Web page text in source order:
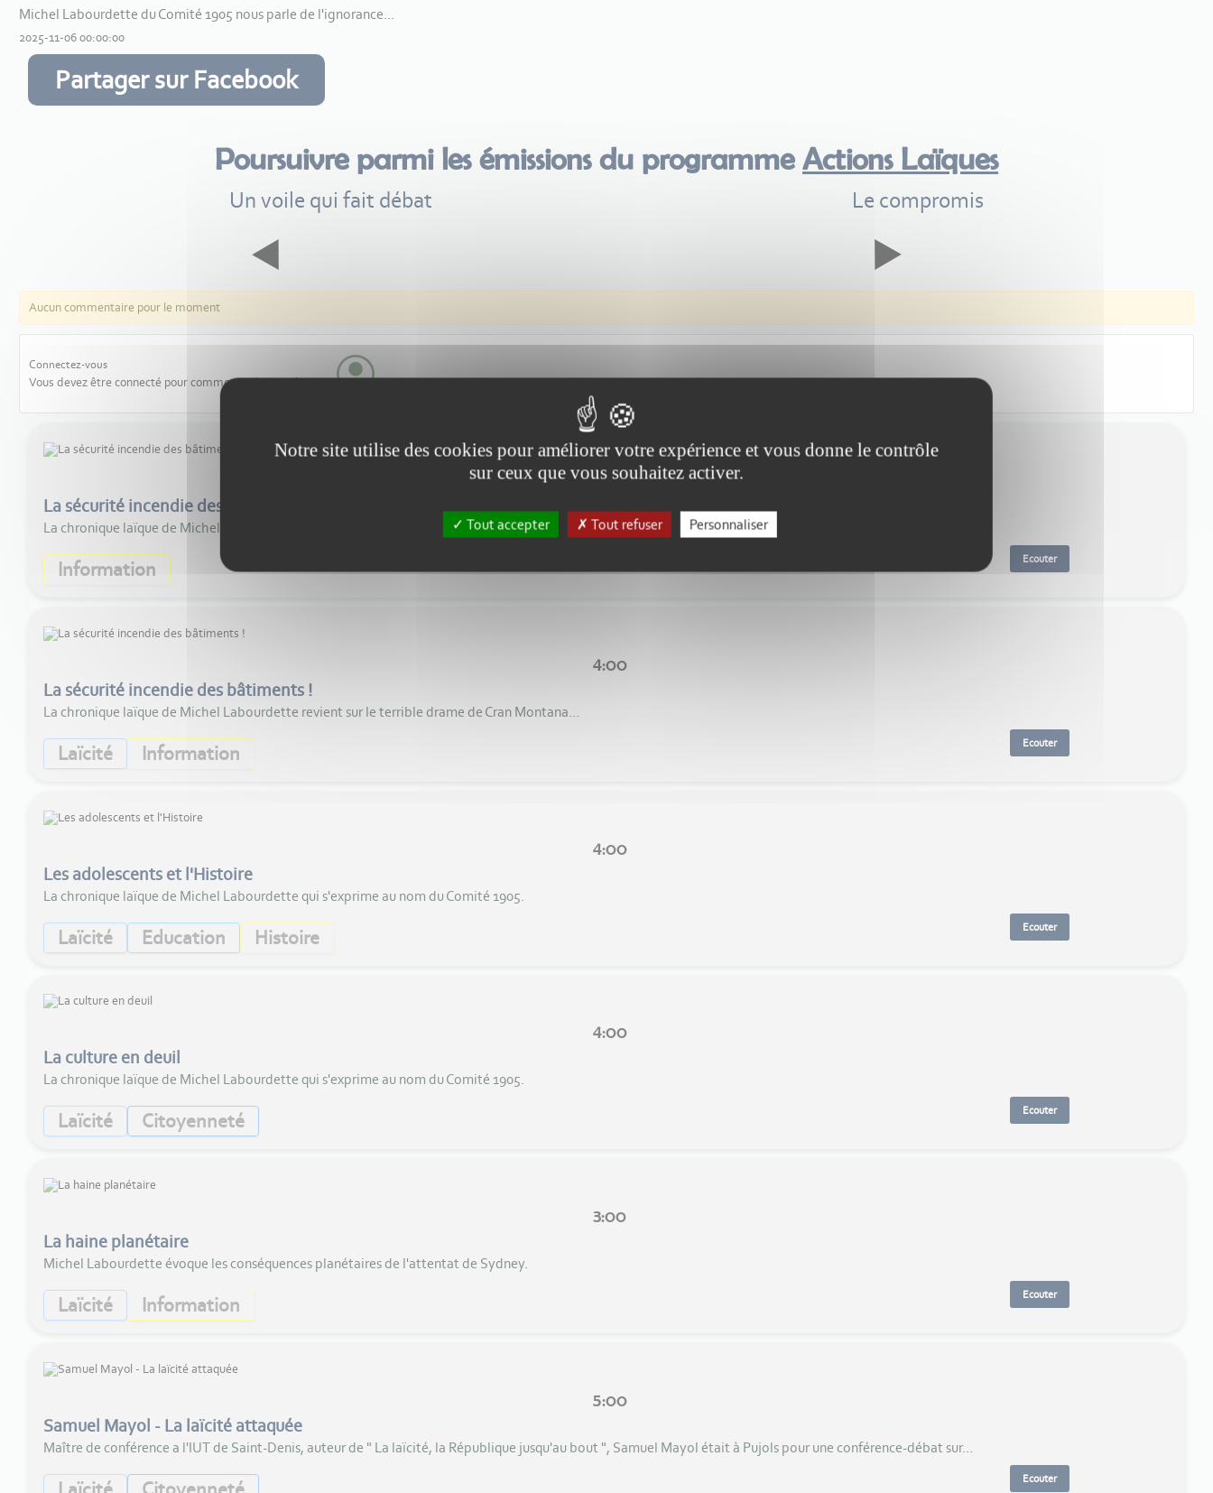
Michel Labourdette du Comité 1905 nous parle de l'ignorance...
2025-11-06 00:00:00
Partager sur Facebook
Poursuivre parmi les émissions du programme Actions Laïques
Un voile qui fait débat Le compromis
Aucun commentaire pour le moment
Connectez-vous
Vous devez être connecté pour commenter les articles
4:00
La sécurité incendie des bâtiments ! #2
La chronique laïque de Michel Labourdette analyse les raisons du terrible drame de Cran Montana...
Information Ecouter
4:00
La sécurité incendie des bâtiments !
La chronique laïque de Michel Labourdette revient sur le terrible drame de Cran Montana...
Laïcité Information Ecouter
4:00
Les adolescents et l'Histoire
La chronique laïque de Michel Labourdette qui s'exprime au nom du Comité 1905.
Laïcité Education Histoire Ecouter
4:00
La culture en deuil
La chronique laïque de Michel Labourdette qui s'exprime au nom du Comité 1905.
Laïcité Citoyenneté Ecouter
3:00
La haine planétaire
Michel Labourdette évoque les conséquences planétaires de l'attentat de Sydney.
Laïcité Information Ecouter
5:00
Samuel Mayol - La laïcité attaquée
Maître de conférence a l'IUT de Saint-Denis, auteur de " La laïcité, la République jusqu'au bout ", Samuel Mayol était à Pujols pour une conférence-débat sur...
Ecouter
Notre site utilise des cookies pour améliorer votre expérience et vous donne le contrôle
sur ceux que vous souhaitez activer.
Tout accepter Tout refuser Personnaliser